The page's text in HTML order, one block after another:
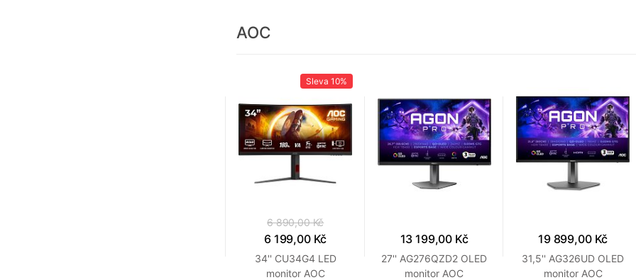
AOC
Sleva 10%
6 890,00 Kč
6 199,00 Kč
34'' CU34G4 LED
monitor AOC
13 199,00 Kč
27'' AG276QZD2 OLED
monitor AOC
19 899,00 Kč
31,5'' AG326UD OLED
monitor AOC